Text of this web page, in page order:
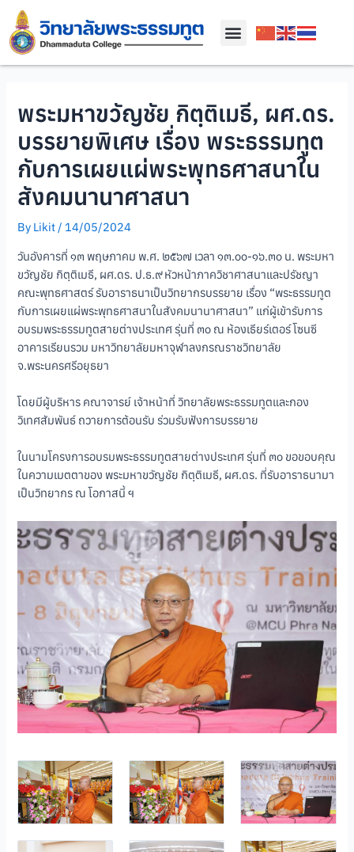
พระมหาขวัญชัย กิตฺติเมธี, ผศ.ดร.
บรรยายพิเศษ เรื่อง พระธรรมทูต
กับการเผยแผ่พระพุทธศาสนาใน
สังคมนานาศาสนา
By Likit / 14/05/2024
วันอังคารที่ ๑๓ พฤษภาคม พ.ศ. ๒๕๖๗ เวลา ๑๓.๐๐-๑๖.๓๐ น. พระมหา
ขวัญชัย กิตฺติเมธี, ผศ.ดร. ป.ธ.๙ หัวหน้าภาควิชาศาสนาและปรัชญา
คณะพุทธศาสตร์ รับอาราธนาเป็นวิทยากรบรรยาย เรื่อง “พระธรรมทูต
กับการเผยแผ่พระพุทธศาสนาในสังคมนานาศาสนา” แก่ผู้เข้ารับการ
อบรมพระธรรมทูตสายต่างประเทศ รุ่นที่ ๓๐ ณ ห้องเธียร์เตอร์ โซนซี
อาคารเรียนรวม มหาวิทยาลัยมหาจุฬาลงกรณราชวิทยาลัย
จ.พระนครศรีอยุธยา
โดยมีผู้บริหาร คณาจารย์ เจ้าหน้าที่ วิทยาลัยพระธรรมทูตและกอง
วิเทศสัมพันธ์ ถวายการต้อนรับ ร่วมรับฟังการบรรยาย
ในนามโครงการอบรมพระธรรมทูตสายต่างประเทศ รุ่นที่ ๓๐ ขอขอบคุณ
ในความเมตตาของ พระมหาขวัญชัย กิตฺติเมธี, ผศ.ดร. ที่รับอาราธนามา
เป็นวิทยากร ณ โอกาสนี้ ฯ